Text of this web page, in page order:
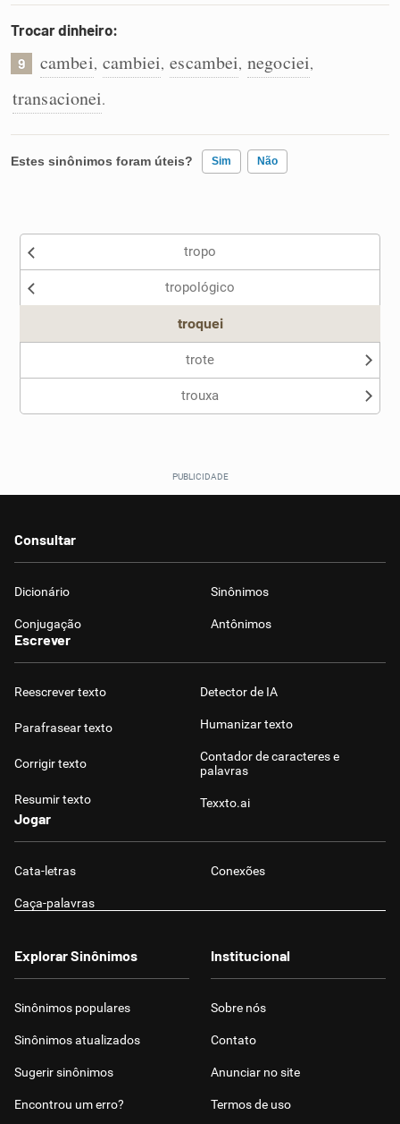
Trocar dinheiro:
9 cambei, cambiei, escambei, negociei,
transacionei.
Estes sinônimos foram úteis? Sim Não
Nenhum dos sinônimos apresentados me ajudou
tropo
tropológico
troquei
trote
trouxa
Consultar
Dicionário Sinônimos
Conjugação Antônimos
Escrever
Reescrever texto
Parafrasear texto
Corrigir texto
Resumir texto
Detector de IA
Humanizar texto
Contador de caracteres e
palavras
Texxto.ai
Jogar
Cata-letras Conexões
Caça-palavras
Explorar Sinônimos
Sinônimos populares
Sinônimos atualizados
Sugerir sinônimos
Encontrou um erro?
Institucional
Sobre nós
Contato
Anunciar no site
Termos de uso